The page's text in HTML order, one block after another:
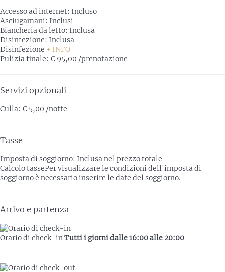
Accesso ad internet: Incluso
Asciugamani: Inclusi
Biancheria da letto: Inclusa
Disinfezione: Inclusa
Disinfezione + INFO
Pulizia finale: € 95,00 /prenotazione
Servizi opzionali
Culla: € 5,00 /notte
Tasse
Imposta di soggiorno: Inclusa nel prezzo totale
Calcolo tassePer visualizzare le condizioni dell'imposta di
soggiorno è necessario inserire le date del soggiorno.
Arrivo e partenza
Orario di check-inTutti i giorni dalle 16:00 alle 20:00